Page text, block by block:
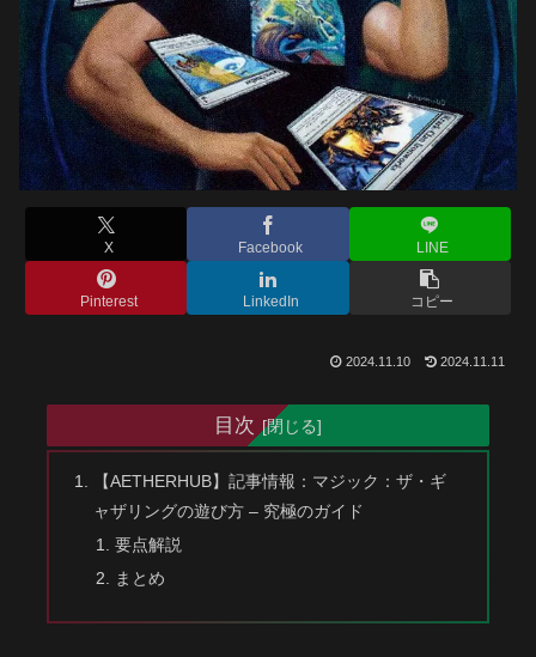
X Facebook LINE
Pinterest LinkedIn コピー
2024.11.10 2024.11.11
目次
【AETHERHUB】記事情報：マジック：ザ・ギ
ャザリングの遊び方 – 究極のガイド
要点解説
まとめ